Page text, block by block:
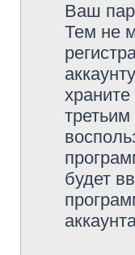
Ваш
Тем не
храните
будет